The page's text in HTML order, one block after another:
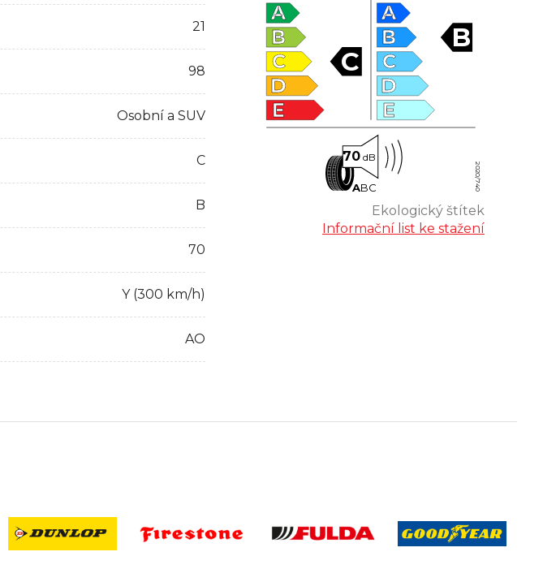
21
98
Osobní a SUV
C
B
70
Y (300 km/h)
AO
A
B
C
D
E
C
A
B
C
D
E
B
70 dB
ABC 2020/740
Ekologický štítek
Informační list ke stažení